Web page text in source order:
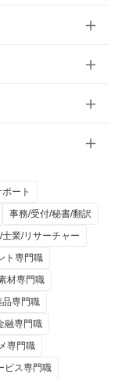
ート
事務/受付/秘書/翻訳
士業/リサーチャー
ト専門職
材専門職
品専門職
融専門職
専門職
ビス専門職